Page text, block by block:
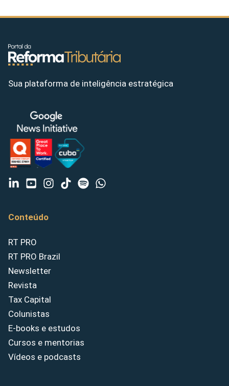
Sua plataforma de inteligência estratégica
Conteúdo
RT PRO
RT PRO Brazil
Newsletter
Revista
Tax Capital
Colunistas
E-books e estudos
Cursos e mentorias
Vídeos e podcasts